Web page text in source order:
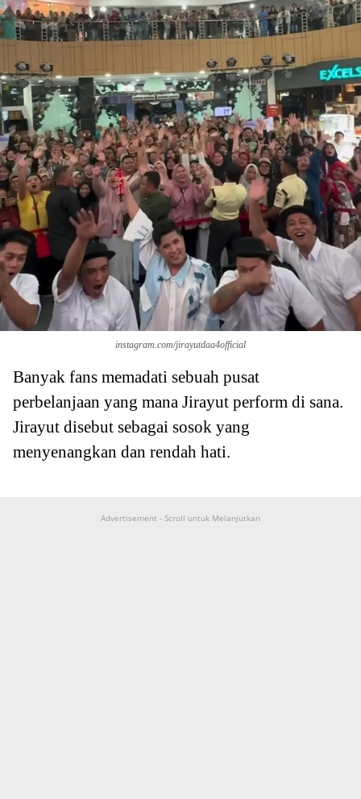
instagram.com/jirayutdaa4official
Banyak fans memadati sebuah pusat
perbelanjaan yang mana Jirayut perform di sana.
Jirayut disebut sebagai sosok yang
menyenangkan dan rendah hati.
Advertisement - Scroll untuk Melanjutkan